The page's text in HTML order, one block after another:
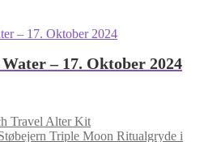
– 17. Oktober 2024
Travel Alter Kit
Triple Moon Ritualgryde i